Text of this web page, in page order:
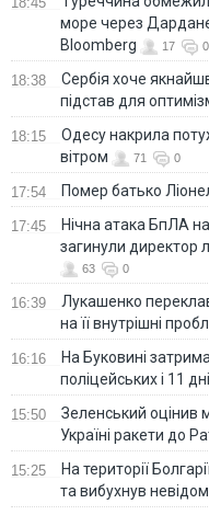
море через
Bloomberg
17 0
18:38
Сербія хоче
підстав для
18:15
Одесу накрила
вітром
71 0
17:54 Помер батько
17:45
Нічна атака БпЛА
загинули директор
63 0
16:39
Лукашенко переклав
на її внутрішні
16:16
На Буковині
поліцейських і 11
15:50
Зеленський оцінив
Україні ракети до
15:25
На території
та вибухнув